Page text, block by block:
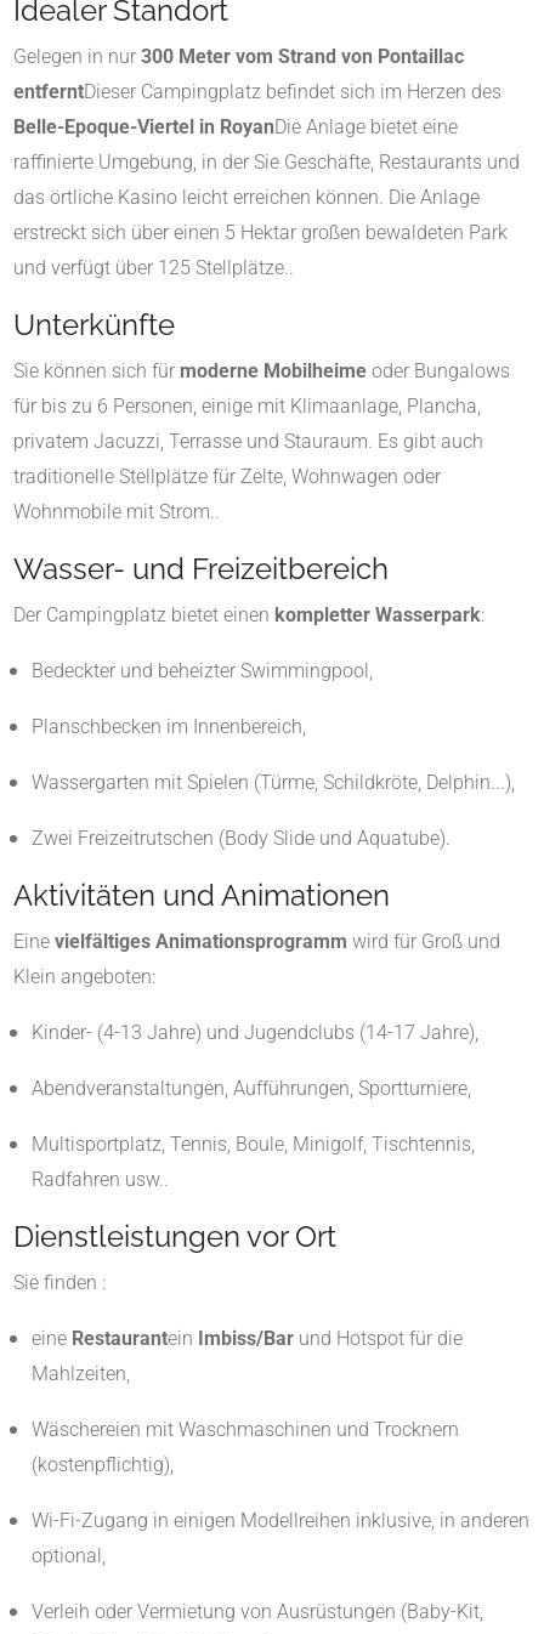
Idealer Standort
Gelegen in nur 300 Meter vom Strand von Pontaillac
entferntDieser Campingplatz befindet sich im Herzen des
Belle-Epoque-Viertel in RoyanDie Anlage bietet eine
raffinierte Umgebung, in der Sie Geschäfte, Restaurants und
das örtliche Kasino leicht erreichen können. Die Anlage
erstreckt sich über einen 5 Hektar großen bewaldeten Park
und verfügt über 125 Stellplätze..
Unterkünfte
Sie können sich für moderne Mobilheime oder Bungalows
für bis zu 6 Personen, einige mit Klimaanlage, Plancha,
privatem Jacuzzi, Terrasse und Stauraum. Es gibt auch
traditionelle Stellplätze für Zelte, Wohnwagen oder
Wohnmobile mit Strom..
Wasser- und Freizeitbereich
Der Campingplatz bietet einen kompletter Wasserpark:
Bedeckter und beheizter Swimmingpool,
Planschbecken im Innenbereich,
Wassergarten mit Spielen (Türme, Schildkröte, Delphin...),
Zwei Freizeitrutschen (Body Slide und Aquatube).
Aktivitäten und Animationen
Eine vielfältiges Animationsprogramm wird für Groß und
Klein angeboten:
Kinder- (4-13 Jahre) und Jugendclubs (14-17 Jahre),
Abendveranstaltungen, Aufführungen, Sportturniere,
Multisportplatz, Tennis, Boule, Minigolf, Tischtennis,
Radfahren usw..
Dienstleistungen vor Ort
Sie finden :
eine Restaurantein Imbiss/Bar und Hotspot für die
Mahlzeiten,
Wäschereien mit Waschmaschinen und Trocknern
(kostenpflichtig),
Wi-Fi-Zugang in einigen Modellreihen inklusive, in anderen
optional,
Verleih oder Vermietung von Ausrüstungen (Baby-Kit,